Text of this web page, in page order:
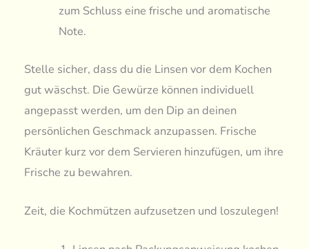
zum Schluss eine frische und aromatische
Note.
Stelle sicher, dass du die Linsen vor dem Kochen
gut wäschst. Die Gewürze können individuell
angepasst werden, um den Dip an deinen
persönlichen Geschmack anzupassen. Frische
Kräuter kurz vor dem Servieren hinzufügen, um ihre
Frische zu bewahren.
Zeit, die Kochmützen aufzusetzen und loszulegen!